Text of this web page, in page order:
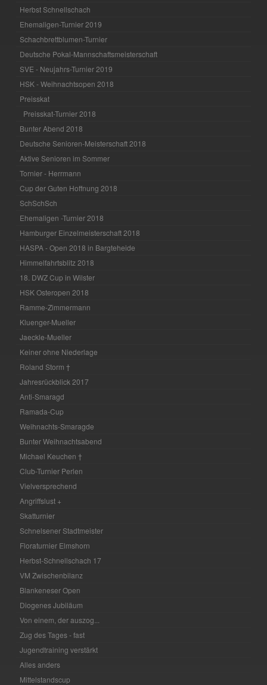
Herbst Schnellschach
Ehemaligen-Turnier 2019
Schachbrettblumen-Turnier
Deutsche Pokal-Mannschaftsmeisterschaft
SVE - Neujahrs-Turnier 2019
HSK - Weihnachtsopen 2018
Preisskat
Preisskat-Turnier 2018
Bunter Abend 2018
Deutsche Senioren-Meisterschaft 2018
Aktive Senioren im Sommer
Tornier - Herrmann
Cup der Guten Hoffnung 2018
SchSchSch
Ehemaligen -Turnier 2018
Hamburger Einzelmeisterschaft 2018
HASPA - Open 2018 in Bargteheide
Himmelfahrtsblitz 2018
18. DWZ Cup in Wilster
HSK Osteropen 2018
Ramme-Zimmermann
Kluenger-Mueller
Jaeckle-Mueller
Keiner ohne Niederlage
Roland Storm †
Jahresrückblick 2017
Anti-Smaragd
Ramada-Cup
Weihnachts-Smaragde
Bunter Weihnachtsabend
Michael Keuchen †
Club-Turnier Perlen
Vielversprechend
Angriffslust +
Skatturnier
Schnelsener Stadtmeister
Floraturnier Elmshorn
Herbst-Schnellschach 17
VM Zwischenbilanz
Blankeneser Open
Diogenes Jubiläum
Von einem, der auszog...
Zug des Tages - fast
Jugendtraining verstärkt
Alles anders
Mittelstandscup